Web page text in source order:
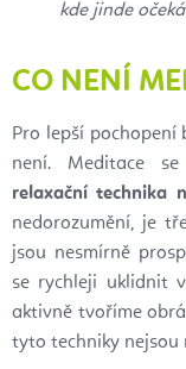
kde jinde
CO NENÍ
Pro lepší pochopení
není. Meditace
relaxační technika
nedorozumění, je
jsou nesmírně
se rychleji uklidnit
aktivně tvoříme
tyto techniky nejsou